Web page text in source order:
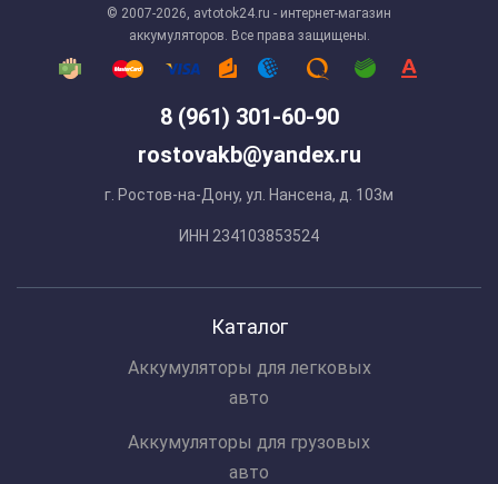
8 (961) 301-60-90
rostovakb@yandex.ru
г. Ростов-на-Дону, ул. Нансена, д. 103м
ИНН 234103853524
© 2007-2026, avtotok24.ru - интернет-магазин
аккумуляторов. Все права защищены.
Каталог
Аккумуляторы для легковых
авто
Аккумуляторы для грузовых
авто